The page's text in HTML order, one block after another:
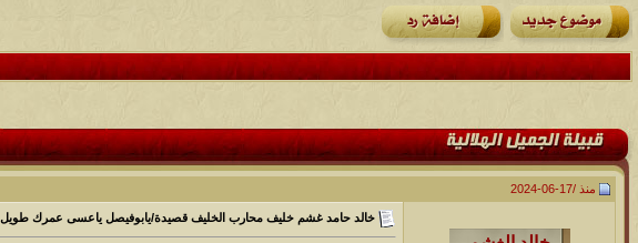
منذ /17-06-2024
خالد حامد غشم خليف محارب الخليف قصيدة/يابوفيصل ياعسى عمرك طويل